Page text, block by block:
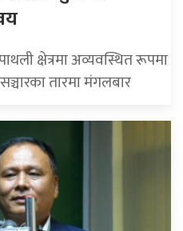
क्षेत्रमा अव्यवस्थित रूपमा
तारमा मंगलबार